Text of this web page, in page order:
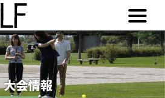
大会情報